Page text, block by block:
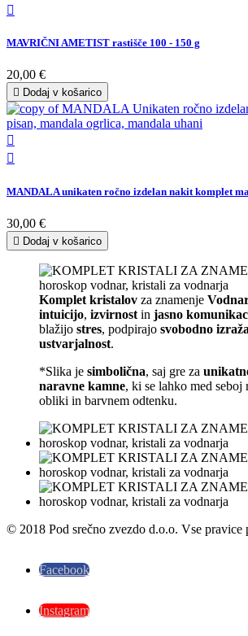

MAVRIČNI AMETIST rastišče 100 - 150 g
20,00 €
 Dodaj v košarico


MANDALA unikaten ročno izdelan nakit komplet
30,00 €
 Dodaj v košarico
Komplet kristalov za znamenje
intuicijo, izvirnost in jasno
blažijo stres, podpirajo svobodno
ustvarjalnost.
*Slika je simbolična, saj gre za
naravne kamne, ki se lahko med
obliki in barvnem odtenku.
© 2018 Pod srečno zvezdo d.o.o. Vse pravice
Facebook
Instagram